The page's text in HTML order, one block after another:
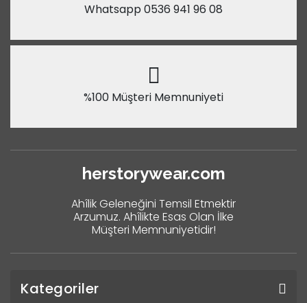
Whatsapp 0536 941 96 08
%100 Müşteri Memnuniyeti
herstorywear.com
Ahîlik Geleneğini Temsil Etmektir
Arzumuz. Ahîlikte Esas Olan İlke
Müşteri Memnuniyetidir!
Kategoriler